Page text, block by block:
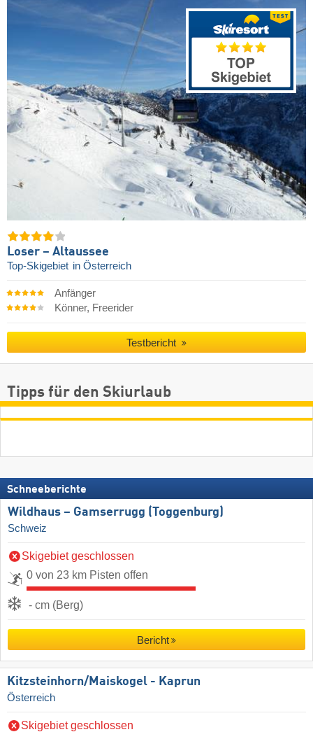
Loser – Altaussee
Top-Skigebiet in Österreich
Anfänger
Könner, Freerider
Testbericht
Tipps für den Skiurlaub
Schneeberichte
Wildhaus – Gamserrugg (Toggenburg)
Schweiz
Skigebiet geschlossen
0 von 23 km Pisten offen
- cm (Berg)
Bericht
Kitzsteinhorn/​Maiskogel - Kaprun
Österreich
Skigebiet geschlossen